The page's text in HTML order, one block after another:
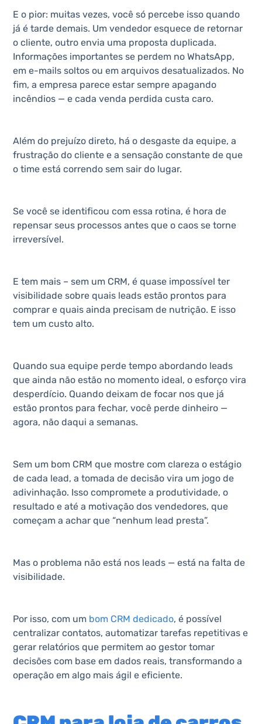
E o pior: muitas vezes, você só percebe isso quando
já é tarde demais. Um vendedor esquece de retornar
o cliente, outro envia uma proposta duplicada.
Informações importantes se perdem no WhatsApp,
em e-mails soltos ou em arquivos desatualizados. No
fim, a empresa parece estar sempre apagando
incêndios — e cada venda perdida custa caro.
Além do prejuízo direto, há o desgaste da equipe, a
frustração do cliente e a sensação constante de que
o time está correndo sem sair do lugar.
Se você se identificou com essa rotina, é hora de
repensar seus processos antes que o caos se torne
irreversível.
E tem mais – sem um CRM, é quase impossível ter
visibilidade sobre quais leads estão prontos para
comprar e quais ainda precisam de nutrição. E isso
tem um custo alto.
Quando sua equipe perde tempo abordando leads
que ainda não estão no momento ideal, o esforço vira
desperdício. Quando deixam de focar nos que já
estão prontos para fechar, você perde dinheiro —
agora, não daqui a semanas.
Sem um bom CRM que mostre com clareza o estágio
de cada lead, a tomada de decisão vira um jogo de
adivinhação. Isso compromete a produtividade, o
resultado e até a motivação dos vendedores, que
começam a achar que “nenhum lead presta”.
Mas o problema não está nos leads — está na falta de
visibilidade.
Por isso, com um bom CRM dedicado, é possível
centralizar contatos, automatizar tarefas repetitivas e
gerar relatórios que permitem ao gestor tomar
decisões com base em dados reais, transformando a
operação em algo mais ágil e eficiente.